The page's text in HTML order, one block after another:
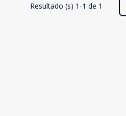
Resultado (s) 1-1 de 1